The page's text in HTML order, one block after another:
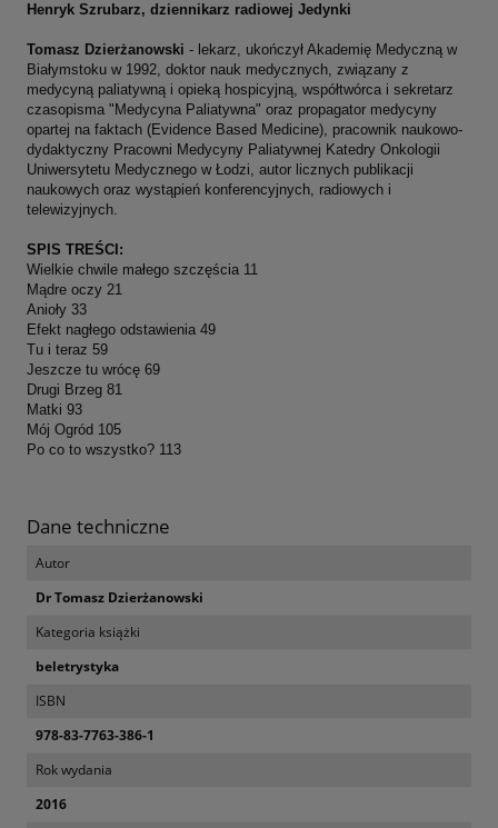
Henryk Szrubarz, dziennikarz radiowej Jedynki
Tomasz Dzierżanowski - lekarz, ukończył Akademię Medyczną w
Białymstoku w 1992, doktor nauk medycznych, związany z
medycyną paliatywną i opieką hospicyjną, współtwórca i sekretarz
czasopisma "Medycyna Paliatywna" oraz propagator medycyny
opartej na faktach (Evidence Based Medicine), pracownik naukowo-
dydaktyczny Pracowni Medycyny Paliatywnej Katedry Onkologii
Uniwersytetu Medycznego w Łodzi, autor licznych publikacji
naukowych oraz wystąpień konferencyjnych, radiowych i
telewizyjnych.
SPIS TREŚCI:
Wielkie chwile małego szczęścia 11
Mądre oczy 21
Anioły 33
Efekt nagłego odstawienia 49
Tu i teraz 59
Jeszcze tu wrócę 69
Drugi Brzeg 81
Matki 93
Mój Ogród 105
Po co to wszystko? 113
Dane techniczne
Autor
Dr Tomasz Dzierżanowski
Kategoria książki
beletrystyka
ISBN
978-83-7763-386-1
Rok wydania
2016